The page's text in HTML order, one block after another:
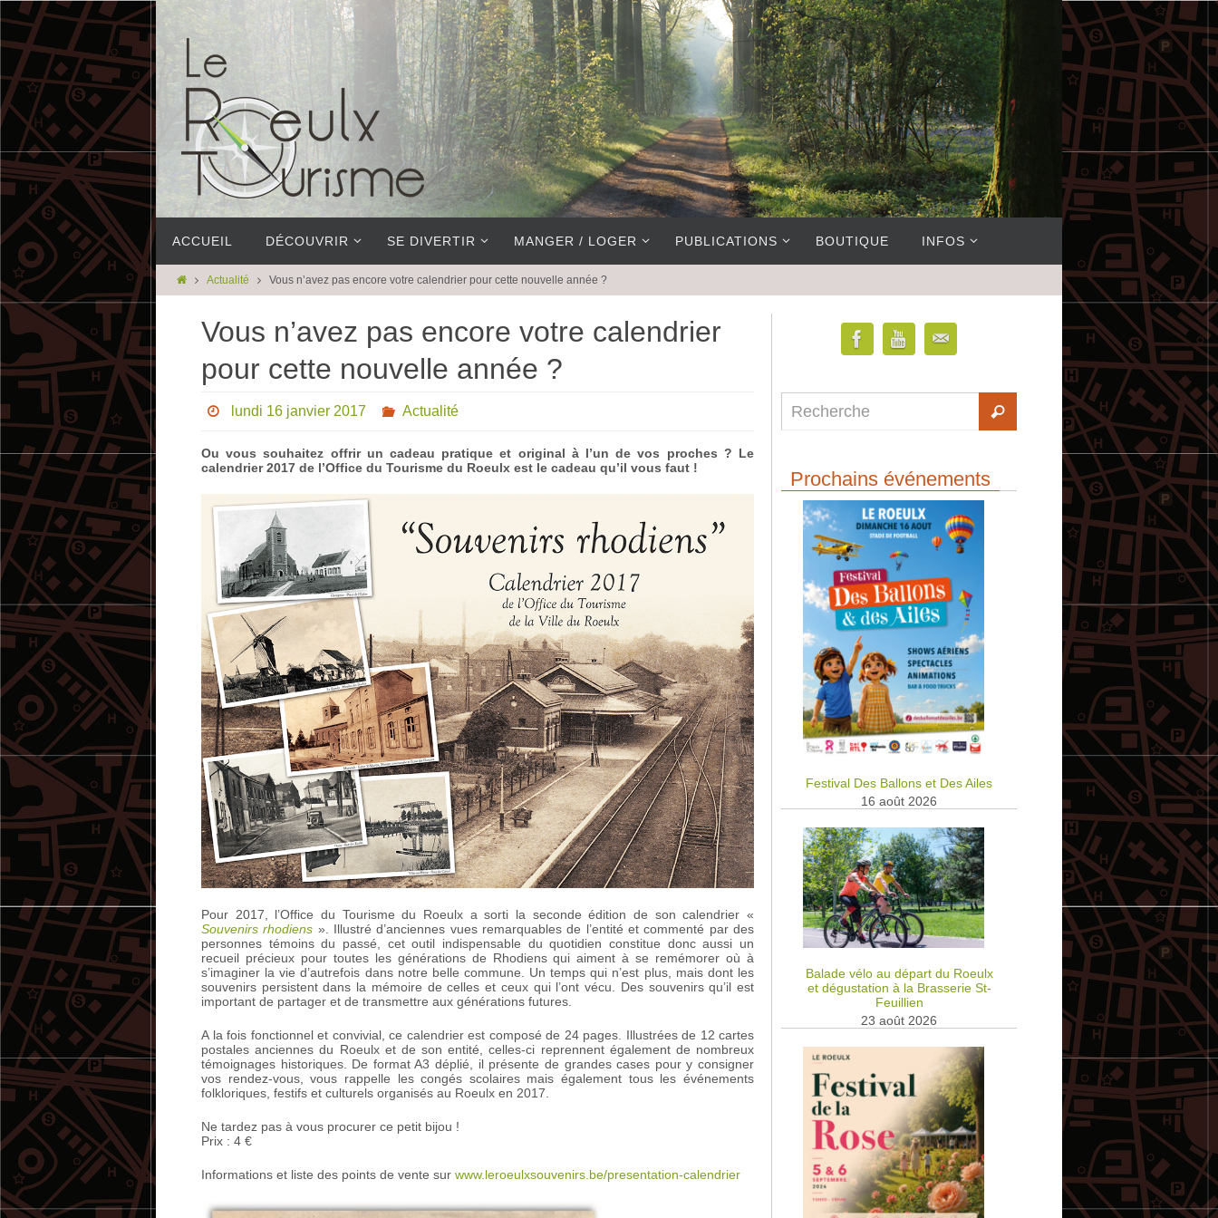
ACCUEIL DÉCOUVRIR SE DIVERTIR MANGER / LOGER PUBLICATIONS BOUTIQUE INFOS
Actualité Vous n’avez pas encore votre calendrier pour cette nouvelle année ?
Vous n’avez pas encore votre calendrier
pour cette nouvelle année ?
lundi 16 janvier 2017 Actualité
Ou vous souhaitez offrir un cadeau pratique et original à l’un de vos proches ? Le
calendrier 2017 de l’Office du Tourisme du Roeulx est le cadeau qu’il vous faut !
Pour 2017, l’Office du Tourisme du Roeulx a sorti la seconde édition de son calendrier «
Souvenirs rhodiens ». Illustré d’anciennes vues remarquables de l’entité et commenté par des
personnes témoins du passé, cet outil indispensable du quotidien constitue donc aussi un
recueil précieux pour toutes les générations de Rhodiens qui aiment à se remémorer où à
s’imaginer la vie d’autrefois dans notre belle commune. Un temps qui n’est plus, mais dont les
souvenirs persistent dans la mémoire de celles et ceux qui l’ont vécu. Des souvenirs qu’il est
important de partager et de transmettre aux générations futures.
A la fois fonctionnel et convivial, ce calendrier est composé de 24 pages. Illustrées de 12 cartes
postales anciennes du Roeulx et de son entité, celles-ci reprennent également de nombreux
témoignages historiques. De format A3 déplié, il présente de grandes cases pour y consigner
vos rendez-vous, vous rappelle les congés scolaires mais également tous les événements
folkloriques, festifs et culturels organisés au Roeulx en 2017.
Ne tardez pas à vous procurer ce petit bijou !
Prix : 4 €
Informations et liste des points de vente sur www.leroeulxsouvenirs.be/presentation-calendrier
Prochains événements
Festival Des Ballons et Des Ailes
16 août 2026
Balade vélo au départ du Roeulx
et dégustation à la Brasserie St-
Feuillien
23 août 2026